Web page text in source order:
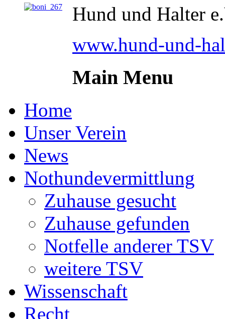
Hund und Halter
www.hund-und-
Main Menu
Home
Unser Verein
News
Nothundevermittlung
Zuhause gesucht
Zuhause gefunden
Notfelle anderer TSV
weitere TSV
Wissenschaft
Recht